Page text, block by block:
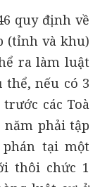
quy định về
(tỉnh và khu)
ra làm luật
thể, nếu có 3
các Toà
năm phải tập
tại một
thôi chức 1